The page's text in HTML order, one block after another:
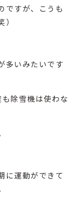
ですが、こうも
多いみたいです
除雪機は使わな
に運動ができて